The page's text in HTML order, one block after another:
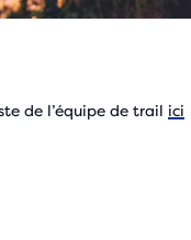
Play
de l’équipe de trail ici